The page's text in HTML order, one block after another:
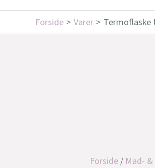
Forside Varer Termoflaske
Forside/ Mad- &